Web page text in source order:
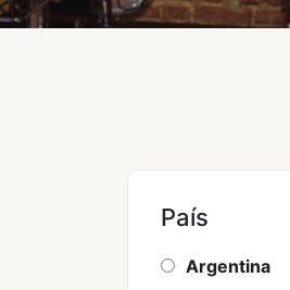
País
Argentina